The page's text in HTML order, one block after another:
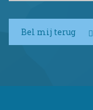
Bel mij terug